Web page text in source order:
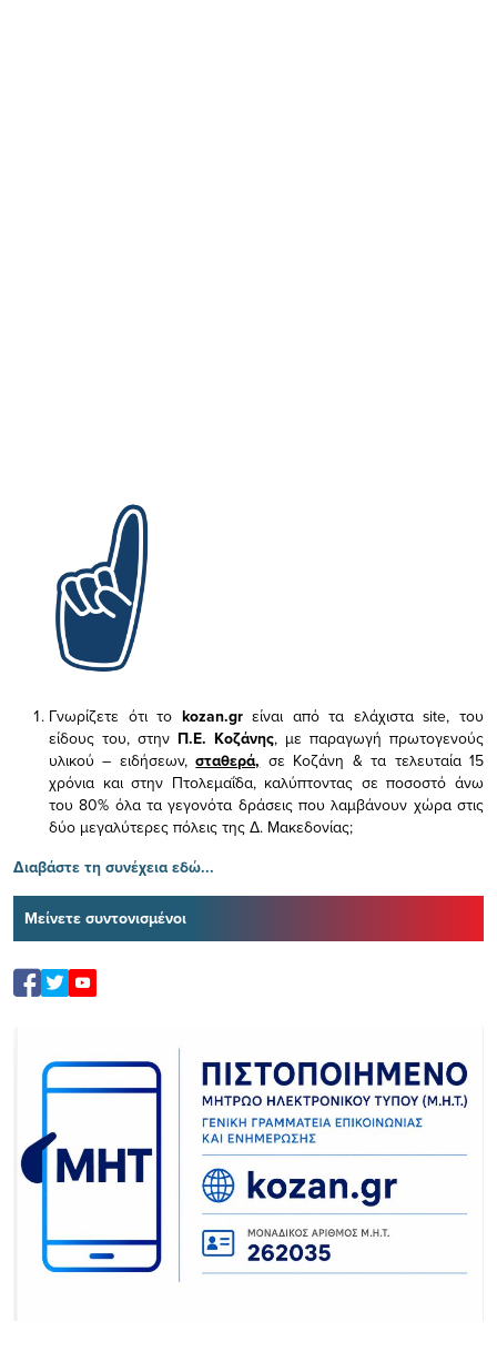
Γνωρίζετε ότι το kozan.gr είναι από τα ελάχισταsite, του
είδους του, στην Π.Ε. Κοζάνης, με παραγωγή πρωτογενούς
υλικού – ειδήσεων,σταθερά, σε Κοζάνη & τα τελευταία 15
χρόνια και στην Πτολεμαΐδα, καλύπτοντας σε ποσοστό άνω
του 80% όλα τα γεγονότα δράσεις που λαμβάνουν χώρα στις
δύο μεγαλύτερες πόλεις της Δ. Μακεδονίας;
Διαβάστε τη συνέχεια εδώ...
Μείνετε συντονισμένοι